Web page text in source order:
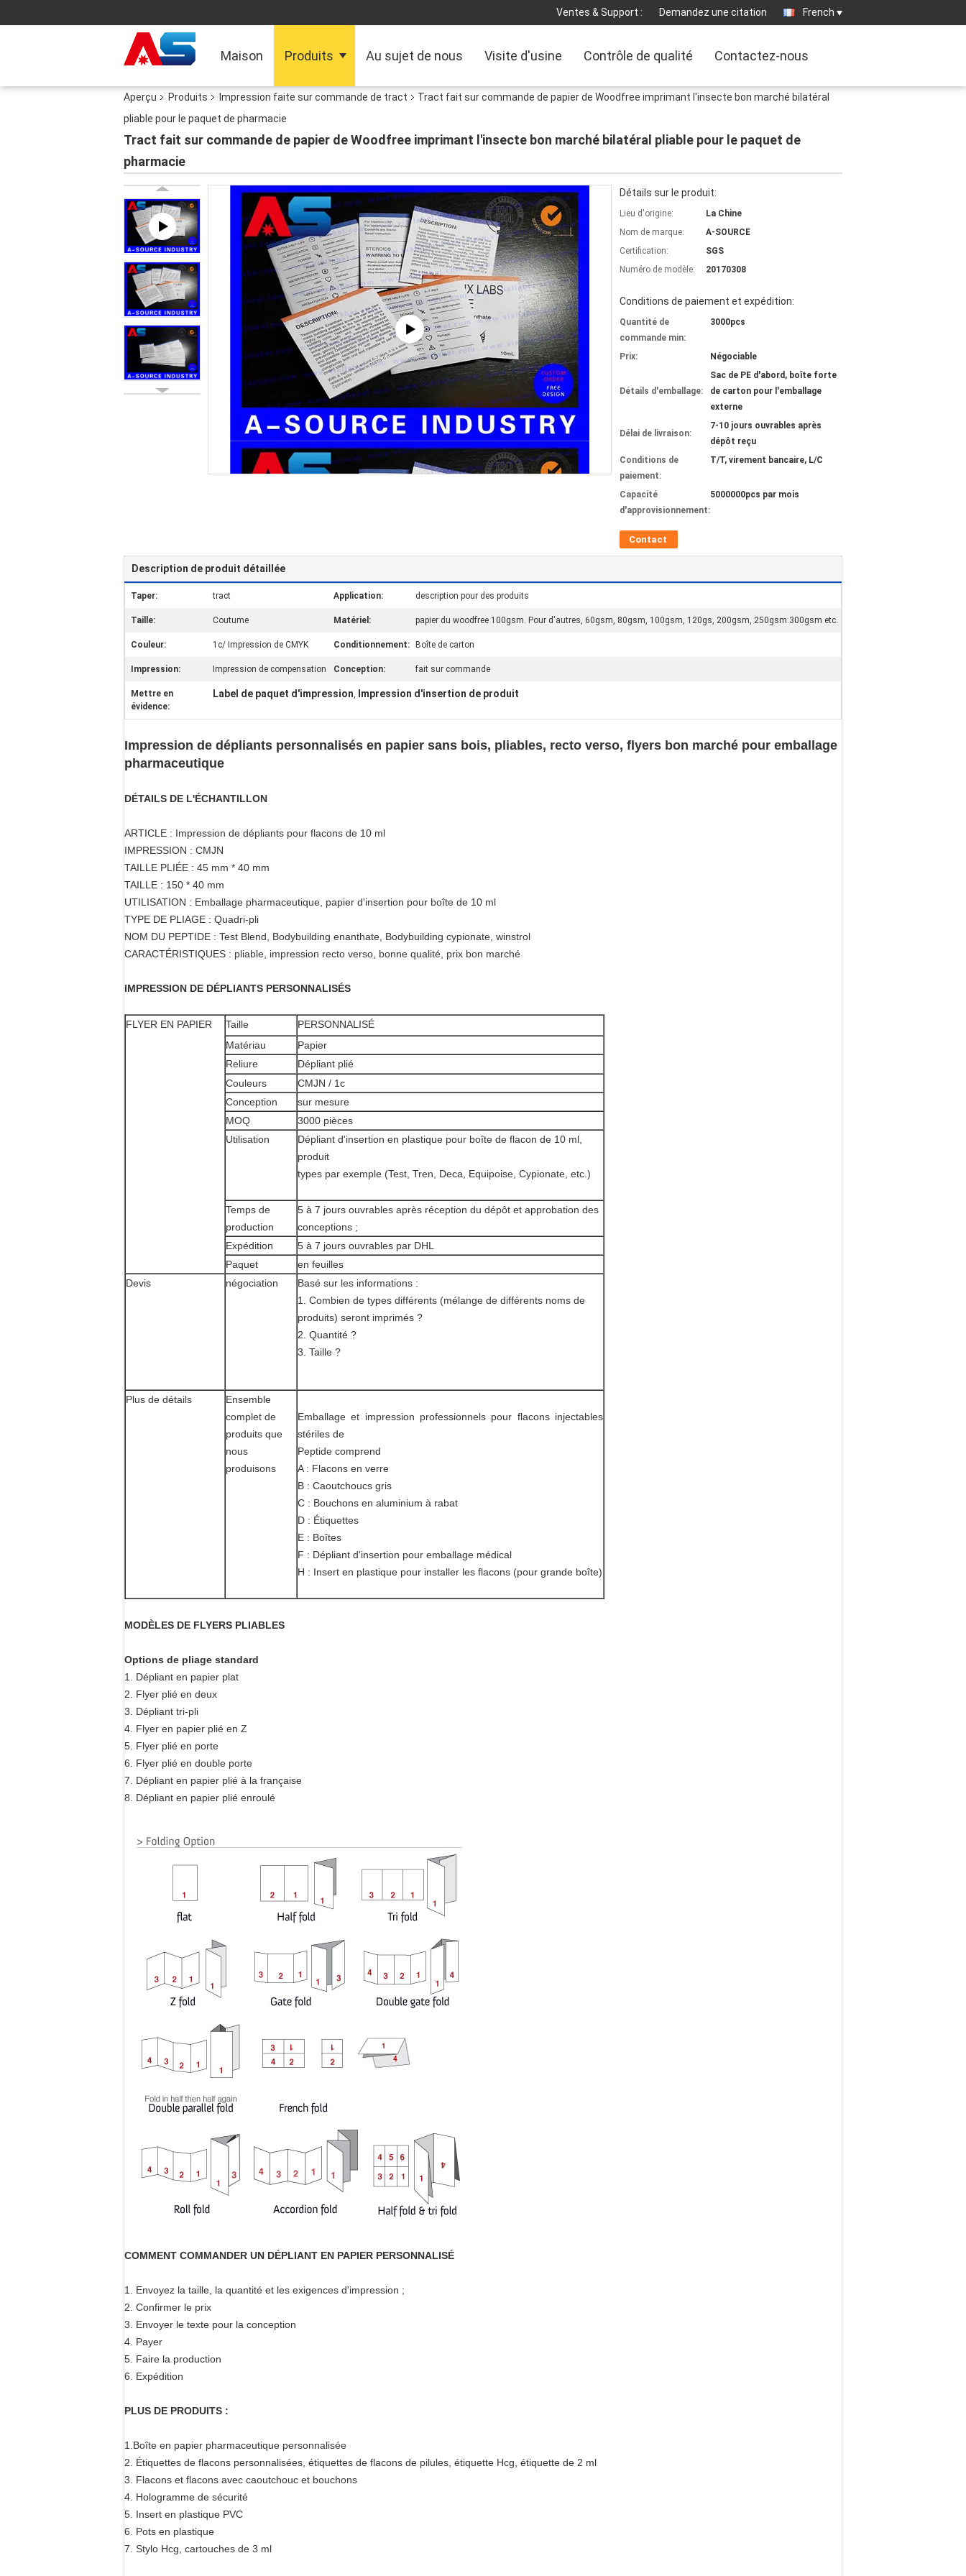
Ventes & Support : Demandez une citation French
Maison Produits Au sujet de nous Visite d'usine Contrôle de qualité Contactez-nous
Aperçu Produits Impression faite sur commande de tract
Tract fait sur commande de papier de Woodfree imprimant l'insecte bon marché bilatéral
pliable pour le paquet de pharmacie
Tract fait sur commande de papier de Woodfree imprimant l'insecte bon marché bilatéral pliable pour le paquet de
pharmacie
Détails sur le produit:
Lieu d'origine:
La Chine
Nom de marque:
A-SOURCE
Certification:
SGS
Numéro de modèle:
20170308
Conditions de paiement et expédition:
Quantité de
commande min:
3000pcs
Prix: Négociable
Détails d'emballage:
Sac de PE d'abord, boîte forte
de carton pour l'emballage
externe
Délai de livraison:
7-10 jours ouvrables après
dépôt reçu
Conditions de
paiement:
T/T, virement bancaire, L/C
Capacité
d'approvisionnement:
5000000pcs par mois
Contact
Description de produit détaillée
Taper: tract Application: description pour des produits
Taille: Coutume Matériel: papier du woodfree 100gsm. Pour d'autres, 60gsm, 80gsm, 100gsm, 120gs, 200gsm, 250gsm.300gsm etc.
Couleur: 1c/ Impression de CMYK Conditionnement: Boîte de carton
Impression: Impression de compensation Conception: fait sur commande
Mettre en
évidence:
Label de paquet d'impression, Impression d'insertion de produit
Impression de dépliants personnalisés en papier sans bois, pliables, recto verso, flyers bon marché pour emballage
pharmaceutique
DÉTAILS DE L'ÉCHANTILLON
ARTICLE : Impression de dépliants pour flacons de 10 ml
IMPRESSION : CMJN
TAILLE PLIÉE : 45 mm * 40 mm
TAILLE : 150 * 40 mm
UTILISATION : Emballage pharmaceutique, papier d'insertion pour boîte de 10 ml
TYPE DE PLIAGE : Quadri-pli
NOM DU PEPTIDE : Test Blend, Bodybuilding enanthate, Bodybuilding cypionate, winstrol
CARACTÉRISTIQUES : pliable, impression recto verso, bonne qualité, prix bon marché
IMPRESSION DE DÉPLIANTS PERSONNALISÉS
FLYER EN PAPIER Taille
PERSONNALISÉ
Matériau
Papier
Reliure
Dépliant plié
Couleurs
CMJN / 1c
Conception
sur mesure
MOQ
3000 pièces
Utilisation
Dépliant d'insertion en plastique pour boîte de flacon de 10 ml,
produit
types par exemple (Test, Tren, Deca, Equipoise, Cypionate, etc.)
Temps de
production
5 à 7 jours ouvrables après réception du dépôt et approbation des
conceptions ;
Expédition
5 à 7 jours ouvrables par DHL
Paquet
en feuilles
Devis
négociation
Basé sur les informations :
1. Combien de types différents (mélange de différents noms de
produits) seront imprimés ?
2. Quantité ?
3. Taille ?
Plus de détails
Ensemble
complet de
produits que
nous
produisons
Emballage et impression professionnels pour flacons injectables
stériles de
Peptide comprend
A : Flacons en verre
B : Caoutchoucs gris
C : Bouchons en aluminium à rabat
D : Étiquettes
E : Boîtes
F : Dépliant d'insertion pour emballage médical
H : Insert en plastique pour installer les flacons (pour grande boîte)
MODÈLES DE FLYERS PLIABLES
Options de pliage standard
1. Dépliant en papier plat
2. Flyer plié en deux
3. Dépliant tri-pli
4. Flyer en papier plié en Z
5. Flyer plié en porte
6. Flyer plié en double porte
7. Dépliant en papier plié à la française
8. Dépliant en papier plié enroulé
COMMENT COMMANDER UN DÉPLIANT EN PAPIER PERSONNALISÉ
1. Envoyez la taille, la quantité et les exigences d'impression ;
2. Confirmer le prix
3. Envoyer le texte pour la conception
4. Payer
5. Faire la production
6. Expédition
PLUS DE PRODUITS :
1. Boîte en papier pharmaceutique personnalisée
2. Étiquettes de flacons personnalisées, étiquettes de flacons de pilules, étiquette Hcg, étiquette de 2 ml
3. Flacons et flacons avec caoutchouc et bouchons
4. Hologramme de sécurité
5. Insert en plastique PVC
6. Pots en plastique
7. Stylo Hcg, cartouches de 3 ml